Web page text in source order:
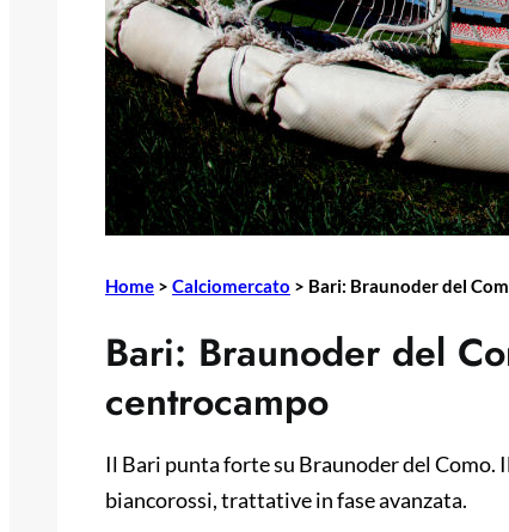
Home > Calciomercato > Bari: Braunoder del
Bari: Braunoder del
centrocampo
Il Bari punta forte su Braunoder del Como.
biancorossi, trattative in fase avanzata.